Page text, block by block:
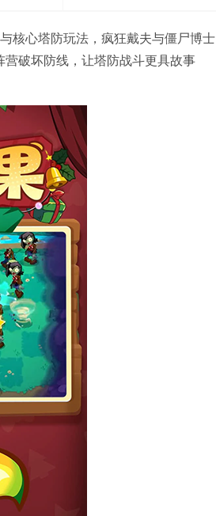
核心塔防玩法，疯狂戴夫与僵尸博士
破坏防线，让塔防战斗更具故事